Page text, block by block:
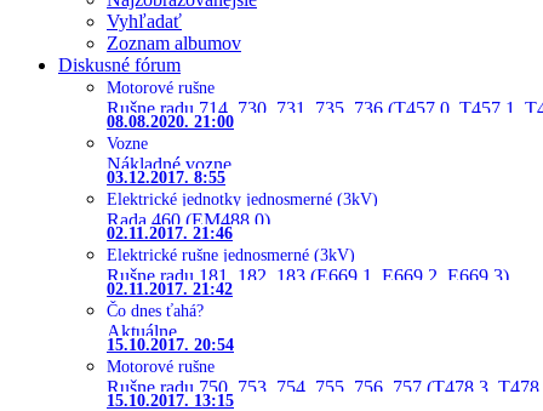
Vyhľadať
Zoznam albumov
Diskusné fórum
Motorové rušne
Rušne radu 714, 730, 731, 735, 736 (T457.0, T457.1,
08.08.2020. 21:00
Vozne
Nákladné vozne
03.12.2017. 8:55
Elektrické jednotky jednosmerné (3kV)
Rada 460 (EM488.0)
02.11.2017. 21:46
Elektrické rušne jednosmerné (3kV)
Rušne radu 181, 182, 183 (E669.1, E669.2, E669.3)
02.11.2017. 21:42
Čo dnes ťahá?
Aktuálne
15.10.2017. 20:54
Motorové rušne
Rušne radu 750, 753, 754, 755, 756, 757 (T478.3,
15.10.2017. 13:15